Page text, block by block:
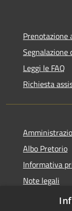
Prenotazione
Segnalazione
Leggi le FAQ
Richiesta
Albo Pretorio
Informativa
Note legali